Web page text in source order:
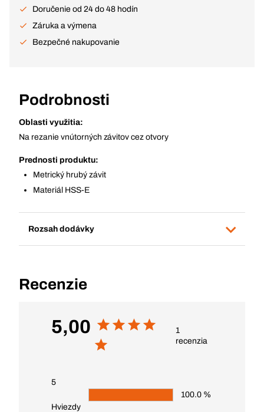
Doručenie od 24 do 48 hodín
Záruka a výmena
Bezpečné nakupovanie
Podrobnosti
Oblasti využitia:
Na rezanie vnútorných závitov cez otvory
Prednosti produktu:
Metrický hrubý závit
Materiál HSS-E
Rozsah dodávky
Recenzie
5,00
1
recenzia
5
Hviezdy
100.0 %